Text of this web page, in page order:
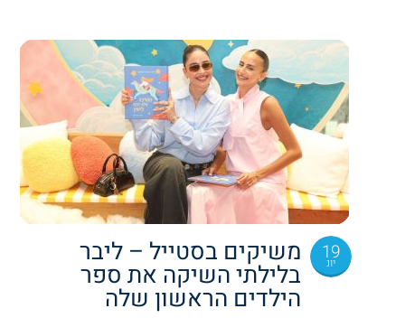
19
יונ משיקים בסטייל – ליבר
בלילתי השיקה את ספר
הילדים הראשון שלה